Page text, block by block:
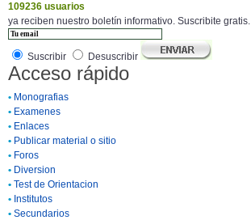
109236 usuarios
ya reciben nuestro boletín informativo. Suscribite gratis.
Suscribir Desuscribir
Acceso rápido
• Monografias
• Examenes
• Enlaces
• Publicar material o sitio
• Foros
• Diversion
• Test de Orientacion
• Institutos
• Secundarios